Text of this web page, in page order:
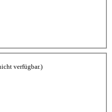
verfügbar.)